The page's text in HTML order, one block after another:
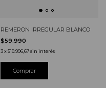
REMERON IRREGULAR BLANCO
$59.990
3 x$19.996,67 sin interés
Comprar